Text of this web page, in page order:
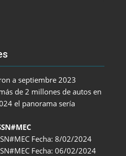
a septiembre 2023
de 2 millones de autos en
el panorama sería
Fecha: 8/02/2024
Fecha: 06/02/2024